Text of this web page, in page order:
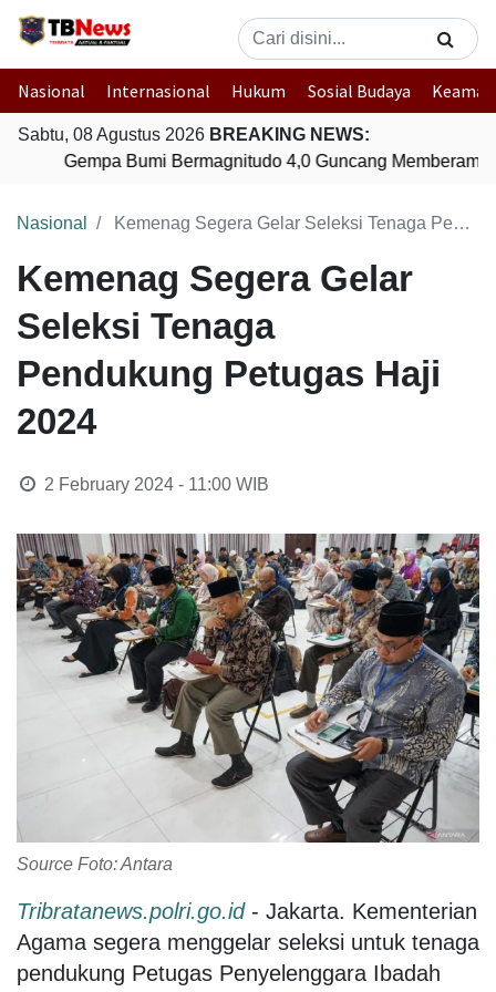
Nasional Internasional Hukum Sosial Budaya
Sabtu, 08 Agustus 2026 BREAKING NEWS:
Gempa Bumi Bermagnitudo 4,0 Guncang Memberamo
Nasional Kemenag Segera Gelar Seleksi Tenaga Pendukung Petugas Haji 2024
Kemenag Segera Gelar
Seleksi Tenaga
Pendukung Petugas Haji
2024
2 February 2024 - 11:00WIB
Source Foto: Antara
Tribratanews.polri.go.id- Jakarta. Kementerian
Agama segera menggelar seleksi untuk tenaga
pendukung Petugas Penyelenggara Ibadah